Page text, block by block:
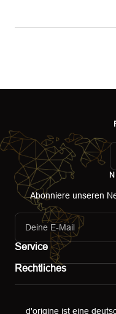
Abonniere unseren
Deine E-Mail
Service
Rechtliches
d'origine ist eine